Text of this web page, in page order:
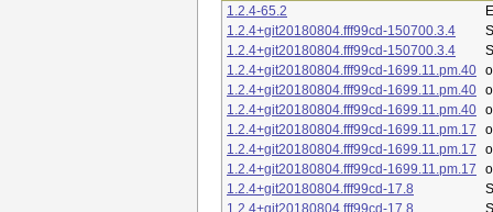
1.2.4-65.2
1.2.4+git20180804.fff99cd-150700.3.4
1.2.4+git20180804.fff99cd-150700.3.4
1.2.4+git20180804.fff99cd-1699.11.pm.40
1.2.4+git20180804.fff99cd-1699.11.pm.40
1.2.4+git20180804.fff99cd-1699.11.pm.40
1.2.4+git20180804.fff99cd-1699.11.pm.17
1.2.4+git20180804.fff99cd-1699.11.pm.17
1.2.4+git20180804.fff99cd-1699.11.pm.17
1.2.4+git20180804.fff99cd-17.8